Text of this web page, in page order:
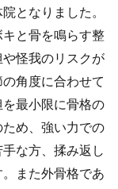
となりました。
と骨を鳴らす整
怪我のリスクが
角度に合わせて
最小限に骨格の
め、強い力での
な方、揉み返し
また外骨格であ